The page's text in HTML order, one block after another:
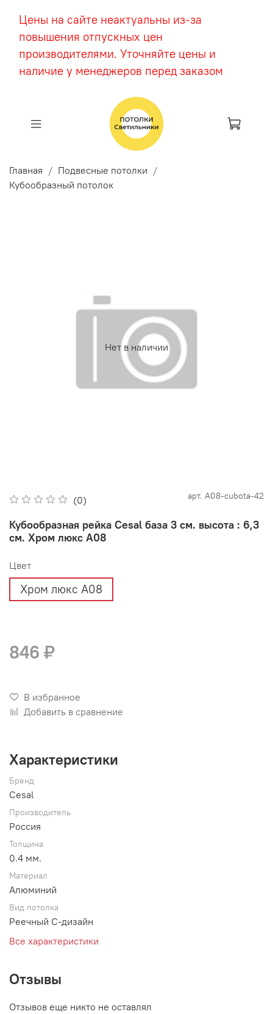
Цены на сайте неактуальны из-за
повышения отпускных цен
производителями. Уточняйте цены и
наличие у менеджеров перед заказом
Главная
Подвесные потолки
Кубообразный потолок
Нет в наличии
(0) арт. А08-cubota-42
Кубообразная рейка Cesal база 3 см. высота : 6,3
см. Хром люкс А08
Цвет
Хром люкс А08
846 ₽
В избранное
Добавить в сравнение
Характеристики
Бренд
Cesal
Производитель
Россия
Толщина
0.4 мм.
Материал
Алюминий
Вид потолка
Реечный С-дизайн
Все характеристики
Отзывы
Отзывов еще никто не оставлял